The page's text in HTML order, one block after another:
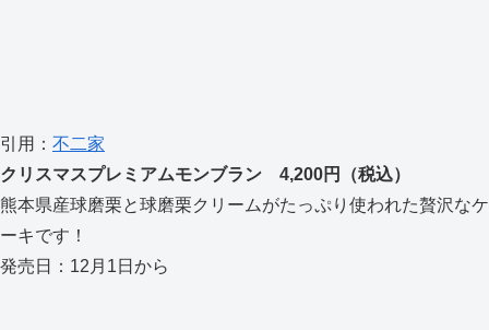
引用： 不二家
クリスマスプレミアムモンブラン 4,200円（税込）
熊本県産球磨栗と球磨栗クリームがたっぷり使われた贅沢なケ
ーキです！
発売日：12月1日から